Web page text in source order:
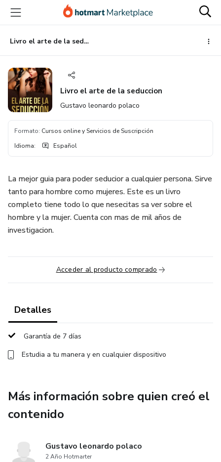
principal
página
de
página
Livro el arte de la seduccion
Livro el arte de la seduccion
Gustavo leonardo polaco
Formato: Cursos online y Servicios de Suscripción
Idioma: Español
La mejor guia para poder seducior a cualquier persona. Sirve
tanto para hombre como mujeres. Este es un livro
completo tiene todo lo que nesecitas sa ver sobre el
hombre y la mujer. Cuenta con mas de mil años de
investigacion.
Acceder al producto comprado
Detalles
Garantía de 7 días
Estudia a tu manera y en cualquier dispositivo
Más información sobre quien creó el
contenido
Gustavo leonardo polaco
2 Año Hotmarter